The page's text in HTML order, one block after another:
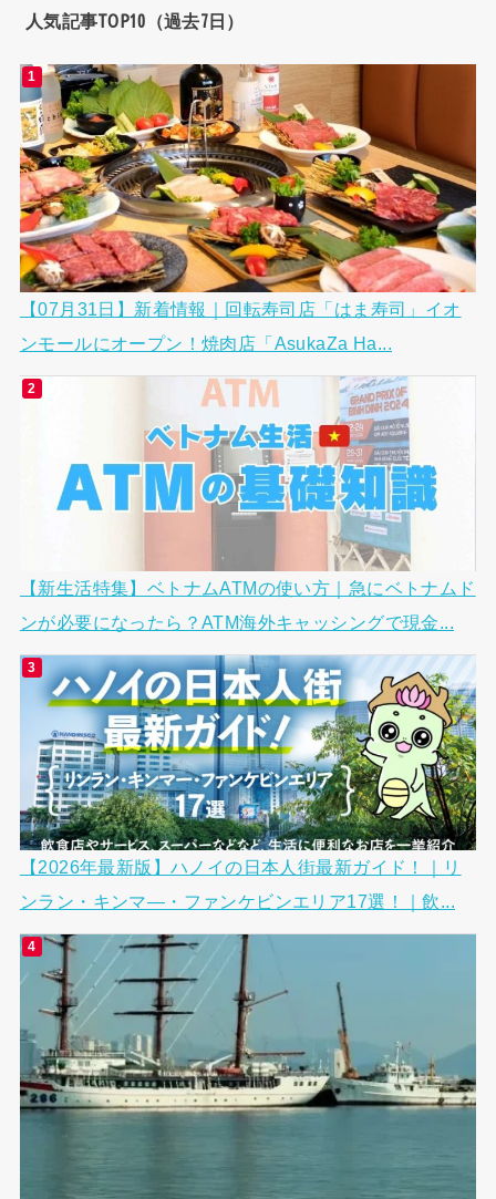
人気記事TOP10（過去7日）
【07月31日】新着情報｜回転寿司店「はま寿司」イオ
ンモールにオープン！焼肉店「AsukaZa Ha...
【新生活特集】ベトナムATMの使い方｜急にベトナムド
ンが必要になったら？ATM海外キャッシングで現金...
【2026年最新版】ハノイの日本人街最新ガイド！｜リ
ンラン・キンマ―・ファンケビンエリア17選！｜飲...